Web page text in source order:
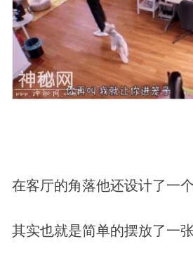
在客厅的角落他还设计了一
其实也就是简单的摆放了一